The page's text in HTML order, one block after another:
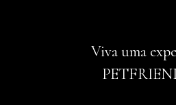
Viva uma